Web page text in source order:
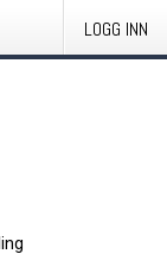
LOGG INN